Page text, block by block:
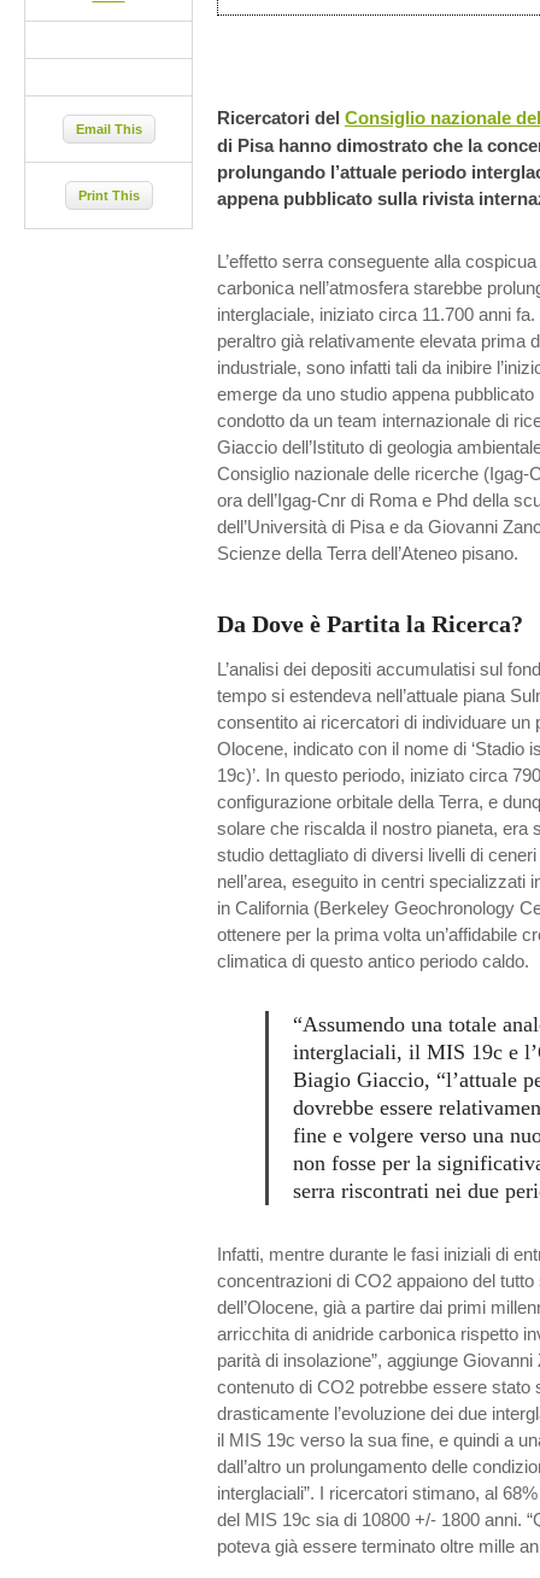
Ricercatori del Consiglio nazionale
di Pisa hanno dimostrato che la
prolungando l’attuale periodo
appena pubblicato sulla rivista
L’effetto serra conseguente alla
carbonica nell’atmosfera starebbe
interglaciale, iniziato circa 11.700 anni
peraltro già relativamente elevata prima
industriale, sono infatti tali da inibire
emerge da uno studio appena pubblicato
condotto da un team internazionale di
Giaccio dell’Istituto di geologia
Consiglio nazionale delle ricerche (Igag-
ora dell’Igag-Cnr di Roma e Phd della
dell’Università di Pisa e da Giovanni
Scienze della Terra dell’Ateneo pisano.
Da Dove è Partita la Ricerca?
L’analisi dei depositi accumulatisi sul
tempo si estendeva nell’attuale piana
consentito ai ricercatori di individuare un
Olocene, indicato con il nome di ‘Stadio
19c)’. In questo periodo, iniziato circa
configurazione orbitale della Terra, e
solare che riscalda il nostro pianeta, era
studio dettagliato di diversi livelli di
nell’area, eseguito in centri specializzati
in California (Berkeley Geochronology
ottenere per la prima volta un’affidabile
climatica di questo antico periodo caldo.
“Assumendo una totale
interglaciali, il MIS 19c e
Biagio Giaccio, “l’attuale
dovrebbe essere
fine e volgere verso una
non fosse per la
serra riscontrati nei due
Infatti, mentre durante le fasi iniziali di
concentrazioni di CO2 appaiono del tutto
dell’Olocene, già a partire dai primi
arricchita di anidride carbonica rispetto
parità di insolazione”, aggiunge Giovanni
contenuto di CO2 potrebbe essere stato
drasticamente l’evoluzione dei due
il MIS 19c verso la sua fine, e quindi a
dall’altro un prolungamento delle
interglaciali”. I ricercatori stimano, al
del MIS 19c sia di 10800 +/- 1800 anni.
poteva già essere terminato oltre mille
Email This
Print This